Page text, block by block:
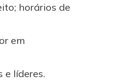
horários de
em
líderes.